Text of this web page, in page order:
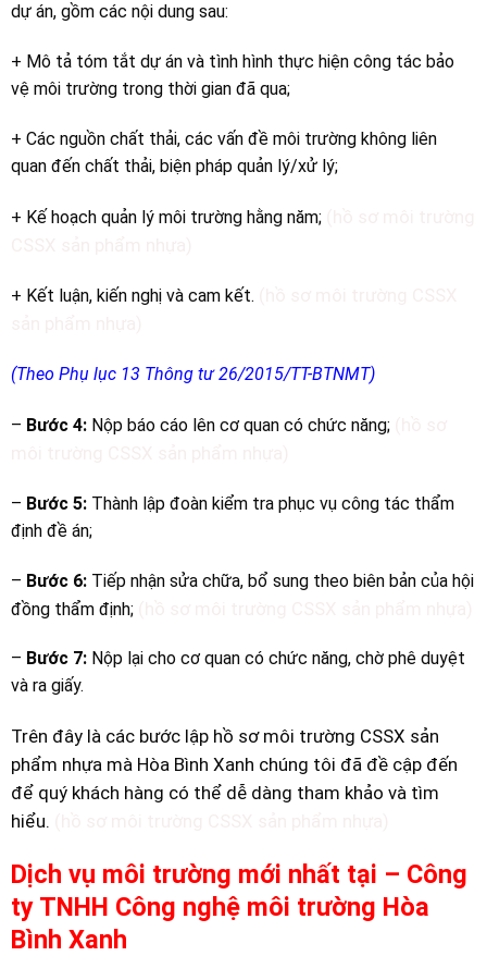
dự án, gồm các nội dung sau:
+ Mô tả tóm tắt dự án và tình hình thực hiện công tác bảo
vệ môi trường trong thời gian đã qua;
+ Các nguồn chất thải, các vấn đề môi trường không liên
quan đến chất thải, biện pháp quản lý/xử lý;
+ Kế hoạch quản lý môi trường hằng năm;
+ Kết luận, kiến nghị và cam kết.
(Theo Phụ lục 13 Thông tư 26/2015/TT-BTNMT)
– Bước 4:Nộp báo cáo lên cơ quan có chức năng;
– Bước 5:Thành lập đoàn kiểm tra phục vụ công tác thẩm
định đề án;
– Bước 6:Tiếp nhận sửa chữa, bổ sung theo biên bản của hội
đồng thẩm định;
– Bước 7:Nộp lại cho cơ quan có chức năng, chờ phê duyệt
và ra giấy.
Trên đây là các bước lập hồ sơ môi trường CSSX sản
phẩm nhựa mà Hòa Bình Xanh chúng tôi đã đề cập đến
để quý khách hàng có thể dễ dàng tham khảo và tìm
hiểu.
Dịch vụ môi trường mới nhất tại – Công
ty TNHH Công nghệ môi trường Hòa
Bình Xanh